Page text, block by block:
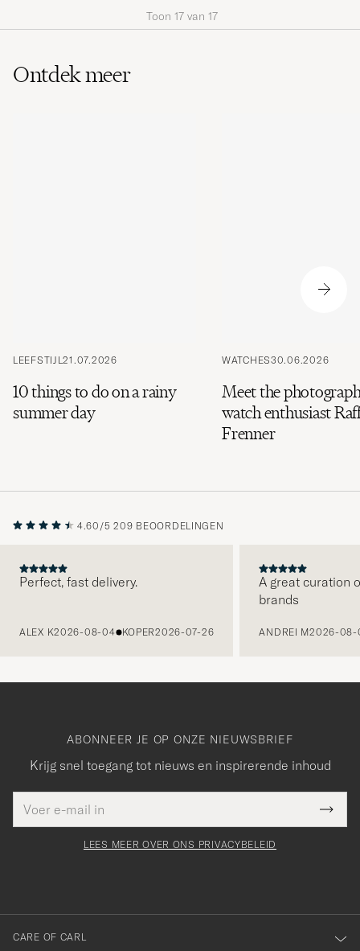
Toon 17 van 17
Ontdek meer
LEEFSTIJL21.07.2026
10 things to do on a rainy
summer day
WATCHES30.06.2026
Meet the
watch enthusiast
Frenner
4.60/5 209 BEOORDELINGEN
Perfect, fast delivery.
ALEX K2026-08-04 KOPER2026-07-26
A great curation
brands
ANDREI M2026-08-
ABONNEER JE OP ONZE NIEUWSBRIEF
Krijg snel toegang tot nieuws en inspirerende inhoud
mailadres
veldBedankt
voor
onze
nieuwsbrief!
LEES MEER OVER ONS PRIVACYBELEID
CARE OF CARL